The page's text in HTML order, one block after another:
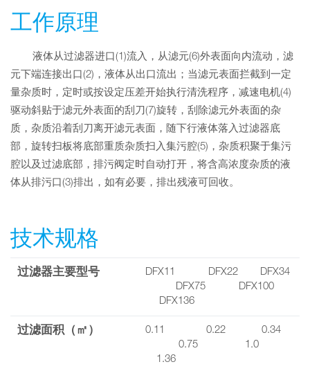
工作原理
液体从过滤器进口(1)流入，从滤元(6)外表面向内流动，滤
元下端连接出口(2)，液体从出口流出；当滤元表面拦截到一定
量杂质时，定时或按设定压差开始执行清洗程序，减速电机(4)
驱动斜贴于滤元外表面的刮刀(7)旋转，刮除滤元外表面的杂
质，杂质沿着刮刀离开滤元表面，随下行液体落入过滤器底
部，旋转扫板将底部重质杂质扫入集污腔(5)，杂质积聚于集污
腔以及过滤底部，排污阀定时自动打开，将含高浓度杂质的液
体从排污口(3)排出，如有必要，排出残液可回收。
技术规格
过滤器主要型号
DFX11 DFX22 DFX34
DFX75 DFX100
DFX136
过滤面积（㎡）
0.11 0.22 0.34
0.75 1.0
1.36